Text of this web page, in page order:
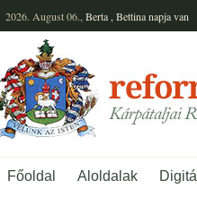
2026. August 06., Berta , Bettinanapja van
Főoldal Aloldalak